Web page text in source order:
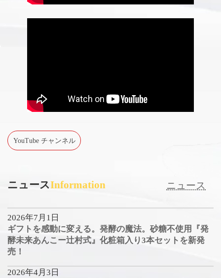
YouTube チャンネル
ニュースInformation ニュース
2026年7月1日
ギフトを感動に変える。発酵の魔法。砂糖不使用『発
酵未来あんこー辻村式』化粧箱入り3本セットを新発
売！
2026年4月3日